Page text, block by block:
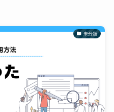
未分類